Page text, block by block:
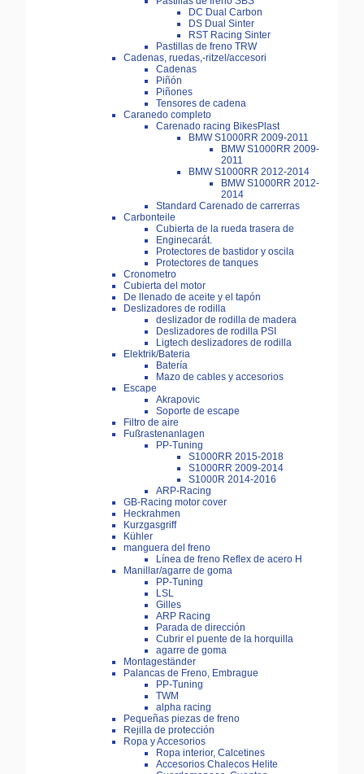
DC Dual Carbon
DS Dual Sinter
RST Racing Sinter
Pastillas de freno TRW
Cadenas, ruedas,-ritzel/accesori
Cadenas
Piñón
Piñones
Tensores de cadena
Caranedo completo
Carenado racing BikesPlast
BMW S1000RR 2009-2011
BMW S1000RR 2009-
2011
BMW S1000RR 2012-2014
BMW S1000RR 2012-
2014
Standard Carenado de carrerras
Carbonteile
Cubierta de la rueda trasera de
Enginecarát.
Protectores de bastidor y oscila
Protectores de tanques
Cronometro
Cubierta del motor
De llenado de aceite y el tapón
Deslizadores de rodilla
deslizador de rodilla de madera
Deslizadores de rodilla PSI
Ligtech deslizadores de rodilla
Elektrik/Bateria
Batería
Mazo de cables y accesorios
Escape
Akrapovic
Soporte de escape
Filtro de aire
Fußrastenanlagen
PP-Tuning
S1000RR 2015-2018
S1000RR 2009-2014
S1000R 2014-2016
ARP-Racing
GB-Racing motor cover
Heckrahmen
Kurzgasgriff
Kühler
manguera del freno
Línea de freno Reflex de acero H
Manillar/agarre de goma
PP-Tuning
LSL
Gilles
ARP Racing
Parada de dirección
Cubrir el puente de la horquilla
agarre de goma
Montageständer
Palancas de Freno, Embrague
PP-Tuning
TWM
alpha racing
Pequeñas piezas de freno
Rejilla de protección
Ropa y Accesorios
Ropa interior, Calcetines
Accesorios Chalecos Helite